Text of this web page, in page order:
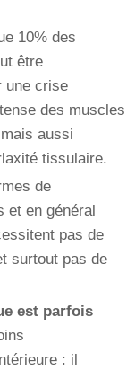
10% des
être
une crise
des muscles
aussi
tissulaire.
de
et en général
pas de
surtout pas de
est parfois
: il